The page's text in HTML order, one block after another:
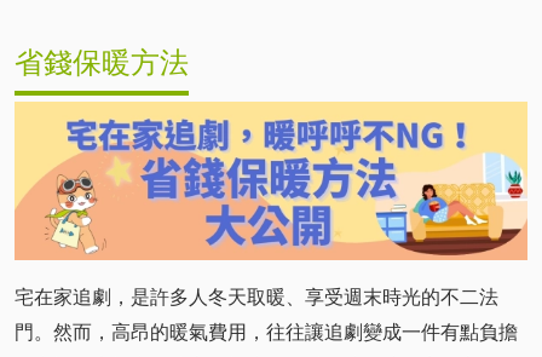
省錢保暖方法
宅在家追劇，是許多人冬天取暖、享受週末時光的不二法
門。然而，高昂的暖氣費用，往往讓追劇變成一件有點負擔